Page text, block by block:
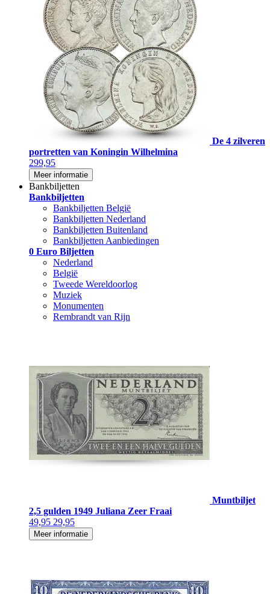
De 4 zilveren
portretten van Koningin Wilhelmina
299,95
Meer informatie
Bankbiljetten
Bankbiljetten
Bankbiljetten België
Bankbiljetten Nederland
Bankbiljetten Buitenland
Bankbiljetten Aanbiedingen
0 Euro Biljetten
Nederland
België
Tweede Wereldoorlog
Muziek
Monumenten
Rembrandt van Rijn
Muntbiljet
2,5 gulden 1949 Juliana Zeer Fraai
49,95 29,95
Meer informatie